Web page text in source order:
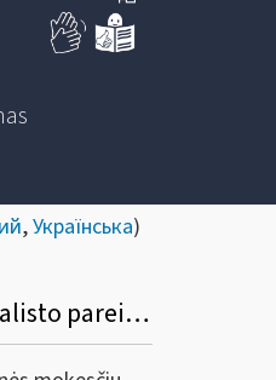
,Українська)
Konkursas į Panevėžio AVMI kontrolės departamento juridinių asmenų patikrinimų skyriaus vyriausiojo specialisto pareigas